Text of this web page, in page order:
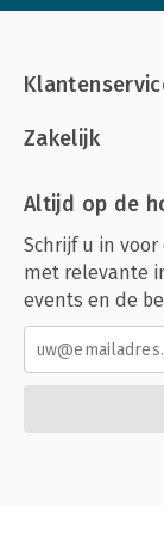
Zakelijk
Altijd op de
Schrijf u in
met relevante
events en de